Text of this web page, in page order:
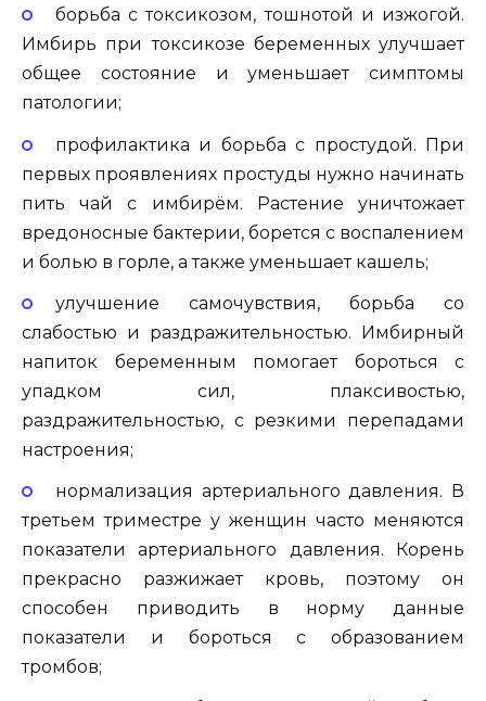
борьба с токсикозом, тошнотой и изжогой.
Имбирь при токсикозе беременных улучшает
общее состояние и уменьшает симптомы
патологии;
профилактика и борьба с простудой. При
первых проявлениях простуды нужно начинать
пить чай с имбирём. Растение уничтожает
вредоносные бактерии, борется с воспалением
и болью в горле, а также уменьшает кашель;
улучшение самочувствия, борьба со
слабостью и раздражительностью. Имбирный
напиток беременным помогает бороться с
упадком сил, плаксивостью,
раздражительностью, с резкими перепадами
настроения;
нормализация артериального давления. В
третьем триместре у женщин часто меняются
показатели артериального давления. Корень
прекрасно разжижает кровь, поэтому он
способен приводить в норму данные
показатели и бороться с образованием
тромбов;